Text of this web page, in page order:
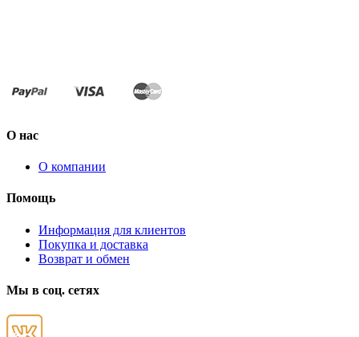
О нас
О компании
Помощь
Информация для клиентов
Покупка и доставка
Возврат и обмен
Мы в соц. сетях